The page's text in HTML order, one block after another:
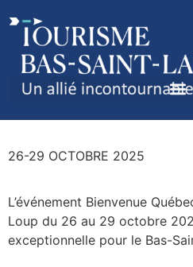
BIENVENUE
RIVIÈRE-DU-
26-29 OCTOBRE 2025
L’événement Bienvenue
Loup du 26 au 29 octobre
exceptionnelle pour le Bas-